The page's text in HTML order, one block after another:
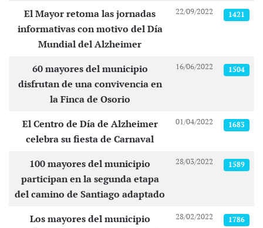
El Mayor retoma las jornadas
informativas con motivo del Día
Mundial del Alzheimer
22/09/2022 1421
60 mayores del municipio
disfrutan de una convivencia en
la Finca de Osorio
16/06/2022 1504
El Centro de Día de Alzheimer
celebra su fiesta de Carnaval
01/04/2022 1683
100 mayores del municipio
participan en la segunda etapa
del camino de Santiago adaptado
28/03/2022 1589
Los mayores del municipio
28/02/2022 1786